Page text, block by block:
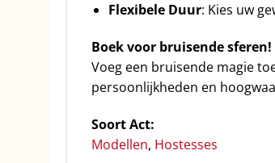
Flexibele Duur: Kies uw
Boek voor bruisende sferen!
Voeg een bruisende magie
persoonlijkheden en
Soort Act:
Modellen, Hostesses